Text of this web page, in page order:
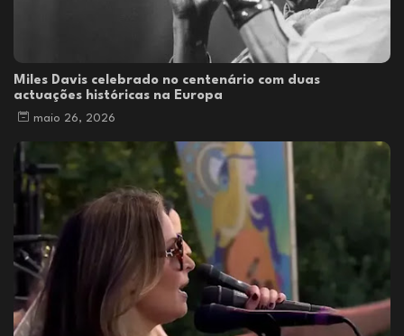
Miles Davis celebrado no centenário com duas
actuações históricas na Europa
maio 26, 2026